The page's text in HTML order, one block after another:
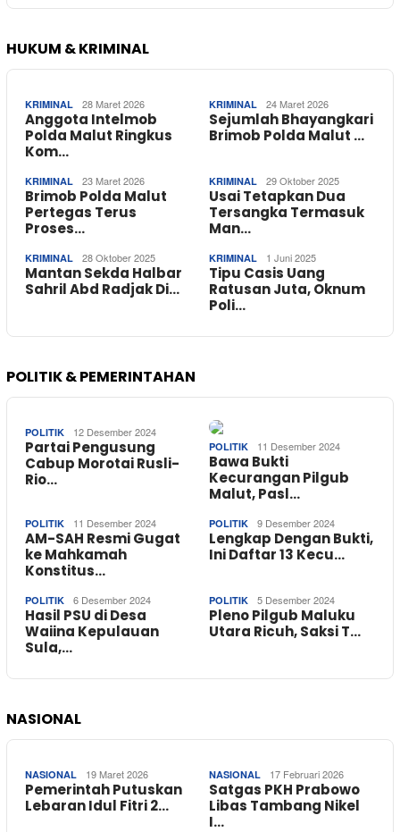
HUKUM & KRIMINAL
KRIMINAL 28 Maret 2026
Anggota Intelmob
Polda Malut Ringkus
Kom…
KRIMINAL 24 Maret 2026
Sejumlah Bhayangkari
Brimob Polda Malut …
KRIMINAL 23 Maret 2026
Brimob Polda Malut
Pertegas Terus
Proses…
KRIMINAL 29 Oktober 2025
Usai Tetapkan Dua
Tersangka Termasuk
Man…
KRIMINAL 28 Oktober 2025
Mantan Sekda Halbar
Sahril Abd Radjak Di…
KRIMINAL 1 Juni 2025
Tipu Casis Uang
Ratusan Juta, Oknum
Poli…
POLITIK & PEMERINTAHAN
POLITIK 12 Desember 2024
Partai Pengusung
Cabup Morotai Rusli-
Rio…
POLITIK 11 Desember 2024
Bawa Bukti
Kecurangan Pilgub
Malut, Pasl…
POLITIK 11 Desember 2024
AM-SAH Resmi Gugat
ke Mahkamah
Konstitus…
POLITIK 9 Desember 2024
Lengkap Dengan Bukti,
Ini Daftar 13 Kecu…
POLITIK 6 Desember 2024
Hasil PSU di Desa
Waiina Kepulauan
Sula,…
POLITIK 5 Desember 2024
Pleno Pilgub Maluku
Utara Ricuh, Saksi T…
NASIONAL
NASIONAL 19 Maret 2026
Pemerintah Putuskan
Lebaran Idul Fitri 2…
NASIONAL 17 Februari 2026
Satgas PKH Prabowo
Libas Tambang Nikel
I…